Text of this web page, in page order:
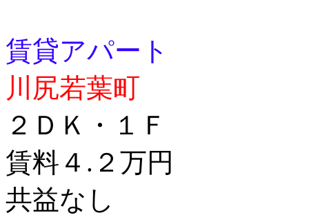
賃貸アパート
川尻若葉町
２ＤＫ・１Ｆ
賃料４.２万円
共益なし